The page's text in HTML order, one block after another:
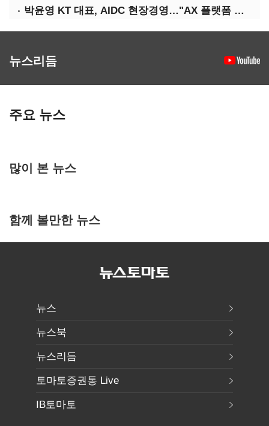
박윤영 KT 대표, AIDC 현장경영…"AX 플랫폼 핵심 인프라로 키운다"
뉴스리듬
주요 뉴스
많이 본 뉴스
함께 볼만한 뉴스
뉴스
뉴스북
뉴스리듬
토마토증권통 Live
IB토마토